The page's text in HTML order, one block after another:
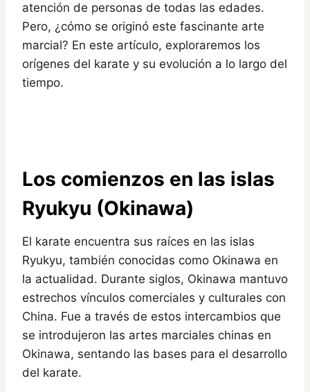
atención de personas de todas las edades.
Pero, ¿cómo se originó este fascinante arte
marcial? En este artículo, exploraremos los
orígenes del karate y su evolución a lo largo del
tiempo.
Los comienzos en las islas
Ryukyu (Okinawa)
El karate encuentra sus raíces en las islas
Ryukyu, también conocidas como Okinawa en
la actualidad. Durante siglos, Okinawa mantuvo
estrechos vínculos comerciales y culturales con
China. Fue a través de estos intercambios que
se introdujeron las artes marciales chinas en
Okinawa, sentando las bases para el desarrollo
del karate.